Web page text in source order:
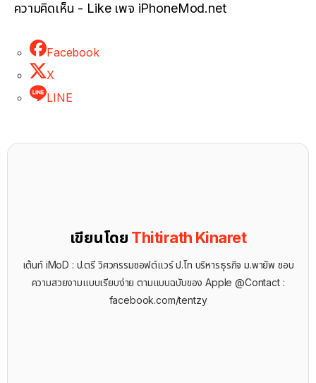
ความคิดเห็น - Like เพจ iPhoneMod.net
Facebook
X
LINE
เขียนโดย Thitirath Kinaret
เต้นท์ iMoD : ป.ตรี วิศวกรรมซอฟต์แวร์ ป.โท บริหารธุรกิจ ม.พายัพ ชอบ
ความสวยงามแบบเรียบง่าย ตามแบบฉบับของ Apple @Contact :
facebook.com/tentzy